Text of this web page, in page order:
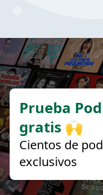
Prueba
gratis 🙌
Cientos de
exclusivos